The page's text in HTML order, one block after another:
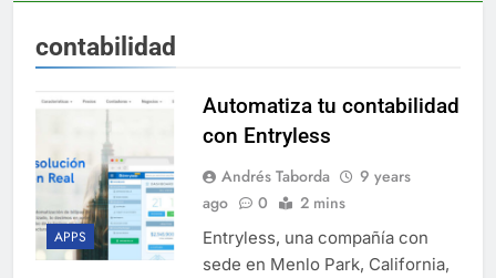
contabilidad
APPS
Automatiza tu contabilidad
con Entryless
Andrés Taborda
9 years
ago
0 2 mins
Entryless, una compañía con
sede en Menlo Park, California,